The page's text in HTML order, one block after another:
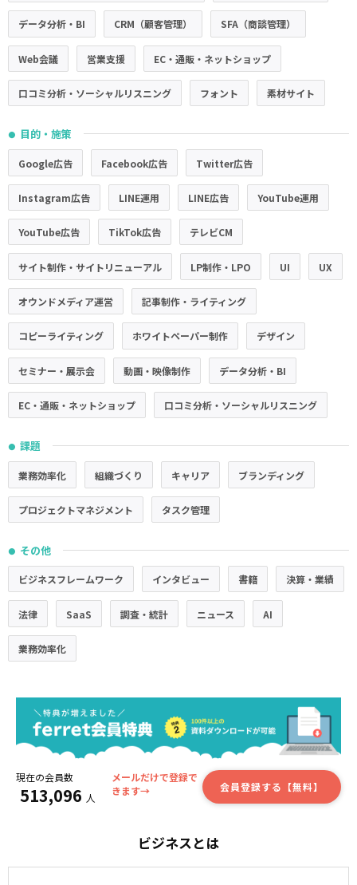
データ分析・BI CRM（顧客管理） SFA（商談管理）
Web会議 営業支援 EC・通販・ネットショップ
口コミ分析・ソーシャルリスニング フォント 素材サイト
● 目的・施策
Google広告 Facebook広告 Twitter広告
Instagram広告 LINE運用 LINE広告 YouTube運用
YouTube広告 TikTok広告 テレビCM
サイト制作・サイトリニューアル LP制作・LPO UI UX
オウンドメディア運営 記事制作・ライティング
コピーライティング ホワイトペーパー制作 デザイン
セミナー・展示会 動画・映像制作 データ分析・BI
EC・通販・ネットショップ 口コミ分析・ソーシャルリスニング
● 課題
業務効率化 組織づくり キャリア ブランディング
プロジェクトマネジメント タスク管理
● その他
ビジネスフレームワーク インタビュー 書籍 決算・業績
法律 SaaS 調査・統計 ニュース AI
業務効率化
現在の会員数
513,096 人
メールだけで登録で
きます→
会員登録する【無料】
ビジネスとは